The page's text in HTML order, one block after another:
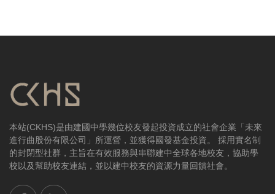
本站(CKHS)是由建國中學幾位校友發起投資成立的社會企業「未來
進行曲股份有限公司」所運營，並獲得國發基金投資。 採用實名制
的封閉型社群，主旨在有效服務與串聯建中全球各地校友，協助學
校以及幫助校友連結，並以建中校友的資源力量回饋社會。